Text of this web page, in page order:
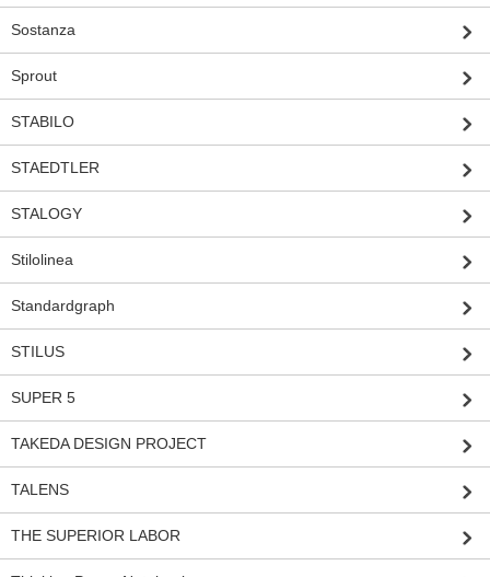
Sostanza
Sprout
STABILO
STAEDTLER
STALOGY
Stilolinea
Standardgraph
STILUS
SUPER 5
TAKEDA DESIGN PROJECT
TALENS
THE SUPERIOR LABOR